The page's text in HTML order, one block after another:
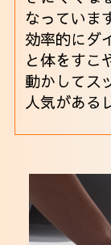
なっていま
効率的にダ
と体をすこ
動かしてス
人気がある